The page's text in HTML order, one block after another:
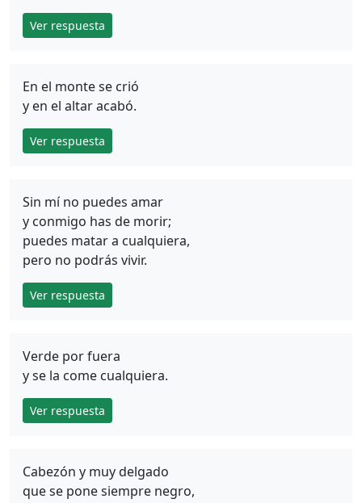
Ver respuesta
En el monte se crió
y en el altar acabó.
Ver respuesta
Sin mí no puedes amar
y conmigo has de morir;
puedes matar a cualquiera,
pero no podrás vivir.
Ver respuesta
Verde por fuera
y se la come cualquiera.
Ver respuesta
Cabezón y muy delgado
que se pone siempre negro,